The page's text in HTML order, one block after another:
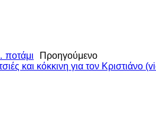
Προηγούμενο
και κόκκινη για τον Κριστιάνο